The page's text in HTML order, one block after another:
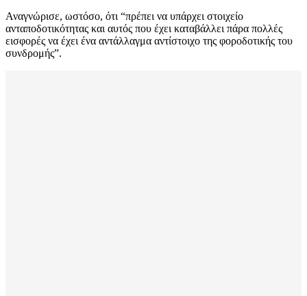
Αναγνώρισε, ωστόσο, ότι “πρέπει να υπάρχει στοιχείο
ανταποδοτικότητας και αυτός που έχει καταβάλλει πάρα πολλές
εισφορές να έχει ένα αντάλλαγμα αντίστοιχο της φοροδοτικής του
συνδρομής”.